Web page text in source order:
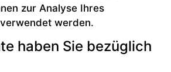
zur Analyse Ihres
werden.
haben Sie bezüglich